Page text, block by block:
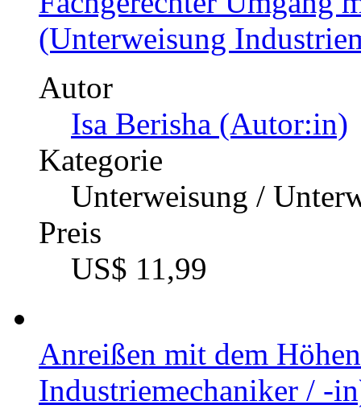
(Unterweisung
Autor
Isa Berisha (Autor:in)
Kategorie
Unterweisung /
Preis
US$ 11,99
Anreißen mit dem
Industriemechaniker / -